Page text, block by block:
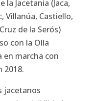
Jacetania (Jaca,
Villanúa, Castiello,
de la Serós)
con la Olla
en marcha con
2018.
jacetanos